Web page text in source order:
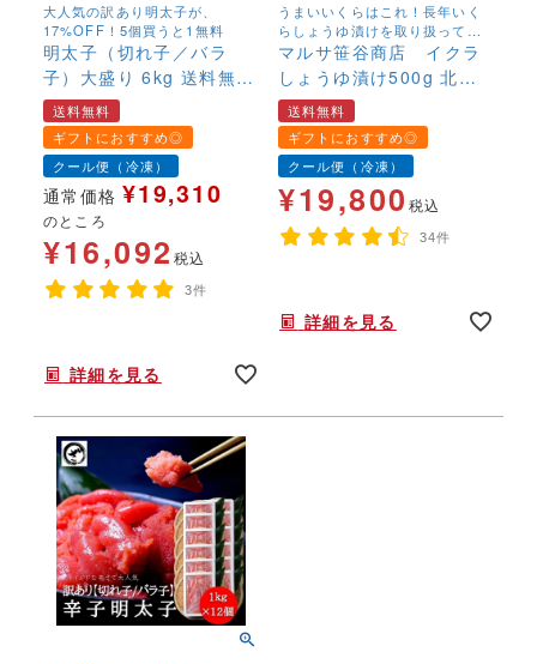
大人気の訳あり明太子が、
17%OFF！5個買うと1無料
明太子（切れ子／バラ
子）大盛り 6kg 送料無料
切れ子 訳あり お得 お買
い得 安心 めんたいこ メ
ンタイ
送料無料
ギフトにおすすめ◎
クール便（冷凍）
通常価格 ¥19,310
のところ
¥16,092 税込
3件
詳細を見る
うまいいくらはこれ！長年いく
らしょうゆ漬けを取り扱ってい
ますが、マルサのイクラが一番
人気があります！
マルサ笹谷商店 イクラ
しょうゆ漬け500g 北海
道産 送料無料 いく
ら 冷凍 白鮭 醤油
漬 最高級
送料無料
ギフトにおすすめ◎
クール便（冷凍）
¥19,800 税込
34件
詳細を見る